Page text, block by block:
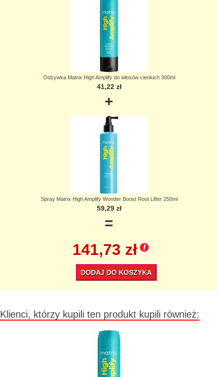
+
Odżywka Matrix High Amplify do włosów cienkich 300ml
41,22 zł
=
Spray Matrix High Amplify Wonder Boost Root Lifter 250ml
59,29 zł
141,73 zł
DODAJ DO KOSZYKA
Klienci, którzy kupili ten produkt kupili również: